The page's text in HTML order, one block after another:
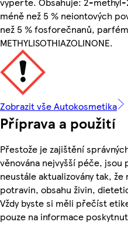
méně než 5 % neiontových
než 5 % fosforečnanů,
METHYLISOTHIAZOLINONE.
Zobrazit vše Autokosmetika
Příprava a použití
Přestože je zajištění
věnována nejvyšší péče,
neustále aktualizovány tak,
potravin, obsahu živin,
Vždy byste si měli přečíst
pouze na informace